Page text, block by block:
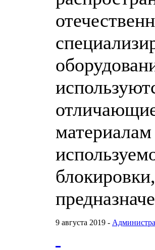
материалам
9 августа 2019 -